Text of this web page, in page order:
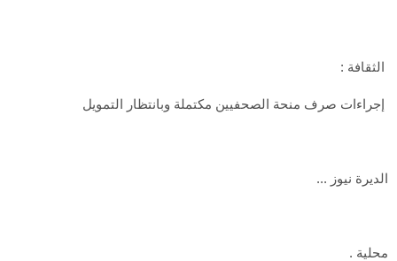
الثقافة :
إجراءات صرف منحة الصحفيين مكتملة وبانتظار التمويل
الديرة نيوز ...
محلية .